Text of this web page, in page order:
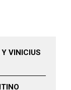
VINICIUS